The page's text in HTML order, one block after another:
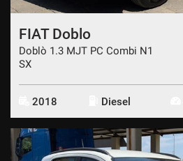
FIAT Doblo
Doblò 1.3 MJT PC Combi N1
SX
2018 Diesel